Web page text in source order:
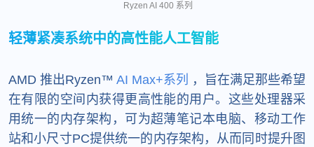
Ryzen AI 400 系列
轻薄紧凑系统中的高性能人工智能
AMD 推出Ryzen™ AI Max+系列
，旨在满足那些希望
在有限的空间内获得更高性能的用户。这些处理器采
用统一的内存架构，可为超薄笔记本电脑、移动工作
站和小尺寸PC提供统一的内存架构，从而同时提升图